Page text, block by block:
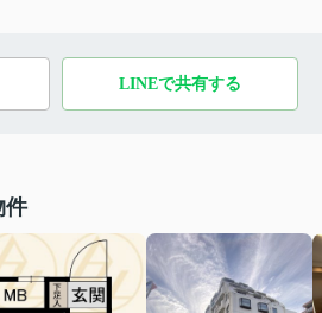
LINEで共有する
件